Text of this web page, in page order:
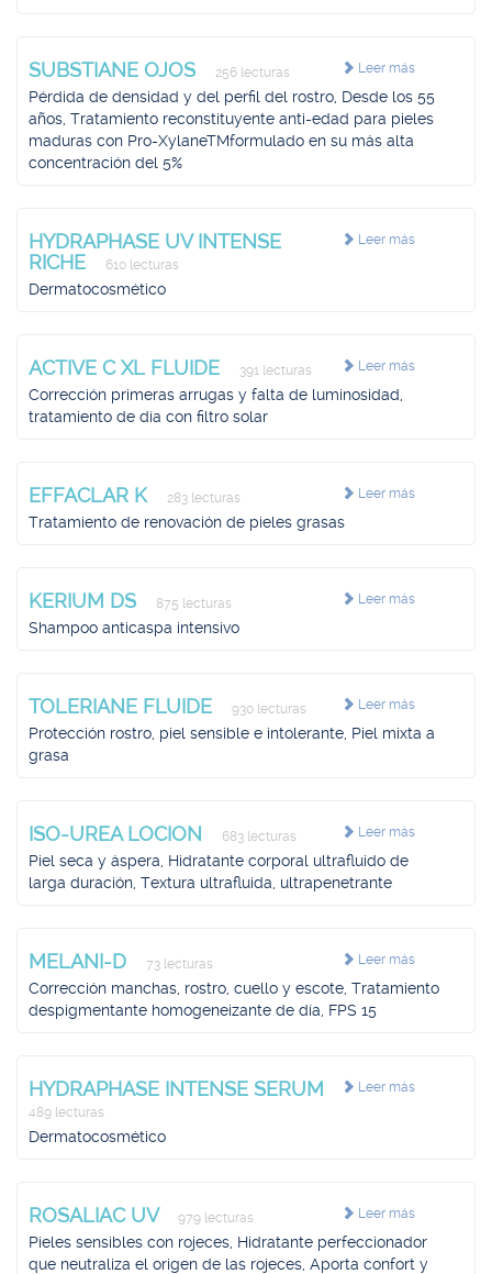
Leer más
SUBSTIANE OJOS 256 lecturas
Pérdida de densidad y del perfil del rostro, Desde los 55
años, Tratamiento reconstituyente anti-edad para pieles
maduras con Pro-XylaneTMformulado en su más alta
concentración del 5%
Leer más
HYDRAPHASE UV INTENSE
RICHE
610 lecturas
Dermatocosmético
Leer más
ACTIVE C XL FLUIDE 391 lecturas
Corrección primeras arrugas y falta de luminosidad,
tratamiento de día con filtro solar
Leer más
EFFACLAR K 283 lecturas
Tratamiento de renovación de pieles grasas
Leer más
KERIUM DS 875 lecturas
Shampoo anticaspa intensivo
Leer más
TOLERIANE FLUIDE 930 lecturas
Protección rostro, piel sensible e intolerante, Piel mixta a
grasa
Leer más
ISO-UREA LOCION 683 lecturas
Piel seca y áspera, Hidratante corporal ultrafluido de
larga duración, Textura ultrafluida, ultrapenetrante
Leer más
MELANI-D 73 lecturas
Corrección manchas, rostro, cuello y escote, Tratamiento
despigmentante homogeneizante de día, FPS 15
Leer más
HYDRAPHASE INTENSE SERUM
489 lecturas
Dermatocosmético
Leer más
ROSALIAC UV 979 lecturas
Pieles sensibles con rojeces, Hidratante perfeccionador
que neutraliza el origen de las rojeces, Aporta confort y